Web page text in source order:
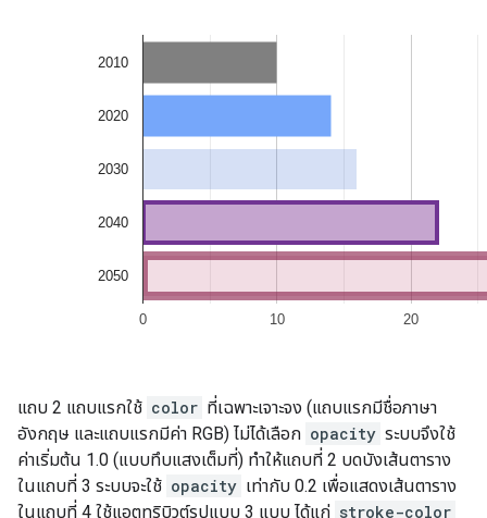
แถบ 2 แถบแรกใช้ color ที่เฉพาะเจาะจง (แถบแรกมีชื่อภาษา
อังกฤษ และแถบแรกมีค่า RGB) ไม่ได้เลือก opacity ระบบจึงใช้
ค่าเริ่มต้น 1.0 (แบบทึบแสงเต็มที่) ทำให้แถบที่ 2 บดบังเส้นตาราง
ในแถบที่ 3 ระบบจะใช้ opacity เท่ากับ 0.2 เพื่อแสดงเส้นตาราง
ในแถบที่ 4 ใช้แอตทริบิวต์รูปแบบ 3 แบบ ได้แก่ stroke-color